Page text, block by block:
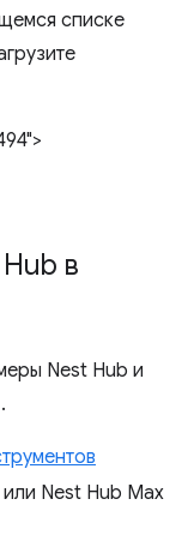
списке
в
Nest Hub и
.
Nest Hub Max